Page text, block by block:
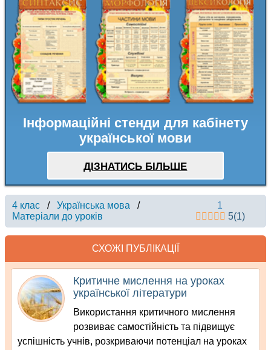
Інформаційні стенди для кабінету
української мови
ДІЗНАТИСЬ БІЛЬШЕ
4 клас / Українська мова
/
Матеріали до уроків
1
5(1)
СХОЖІ ПУБЛІКАЦІЇ
Критичне мислення на уроках
української літератури
Використання критичного мислення
розвиває самостійність та підвищує
успішність учнів, розкриваючи потенціал на уроках